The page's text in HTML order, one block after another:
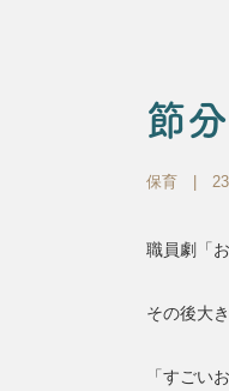
節
保育 |
職員劇「
その後大
「すごい